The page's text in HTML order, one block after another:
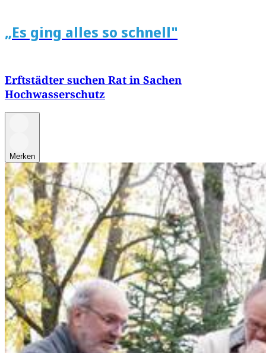
„Es ging alles so schnell"
Erftstädter suchen Rat in Sachen
Hochwasserschutz
Merken